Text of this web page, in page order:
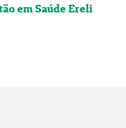
em Saúde Ereli